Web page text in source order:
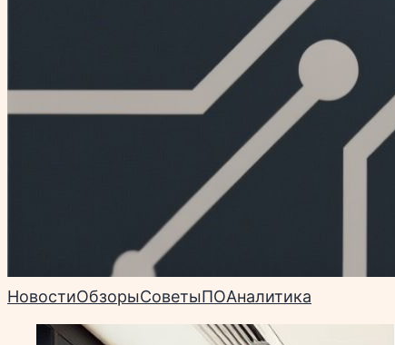
НовостиОбзорыСоветыПОАналитика